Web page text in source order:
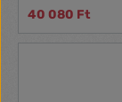
40 080 Ft